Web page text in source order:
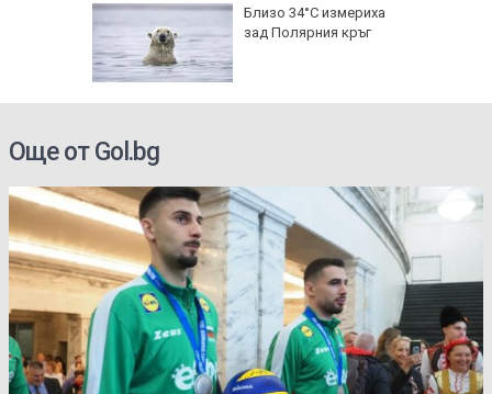
Близо 34°C измериха
зад Полярния кръг
Още от Gol.bg